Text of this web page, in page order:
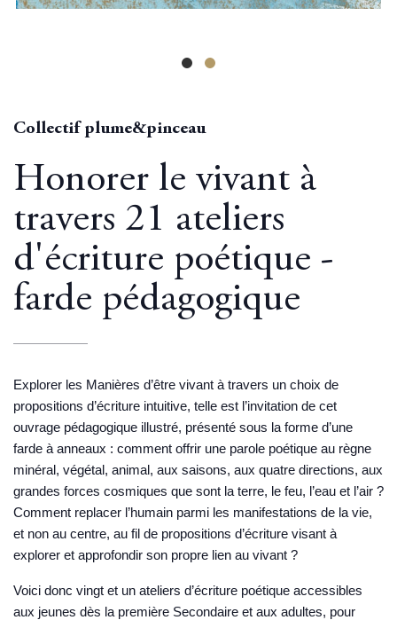
Collectif plume&pinceau
Honorer le vivant à
travers 21 ateliers
d'écriture poétique -
farde pédagogique
Explorer les Manières d’être vivant à travers un choix de
propositions d’écriture intuitive, telle est l’invitation de cet
ouvrage pédagogique illustré, présenté sous la forme d’une
farde à anneaux : comment offrir une parole poétique au règne
minéral, végétal, animal, aux saisons, aux quatre directions, aux
grandes forces cosmiques que sont la terre, le feu, l’eau et l’air ?
Comment replacer l’humain parmi les manifestations de la vie,
et non au centre, au fil de propositions d’écriture visant à
explorer et approfondir son propre lien au vivant ?
Voici donc vingt et un ateliers d’écriture poétique accessibles
aux jeunes dès la première Secondaire et aux adultes, pour